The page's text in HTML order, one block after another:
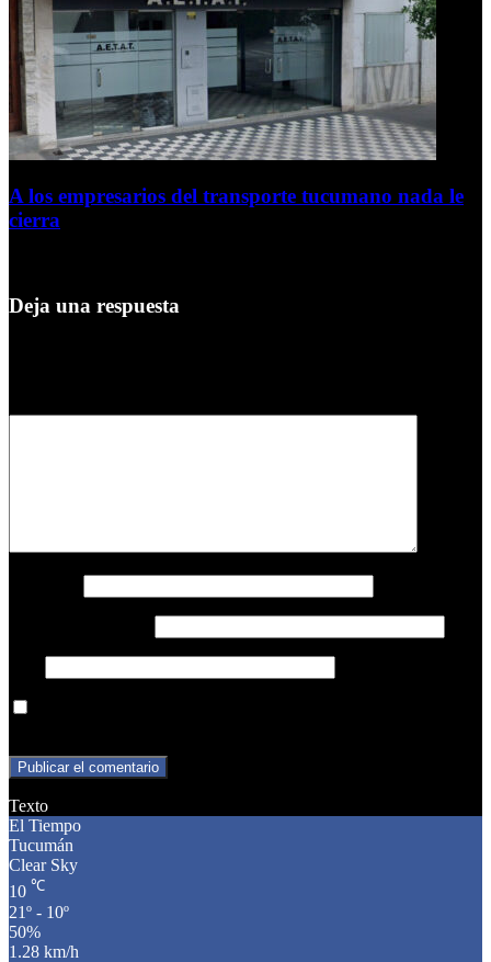
A los empresarios del transporte tucumano nada le
cierra
Deja una respuesta
Texto
El Tiempo
Tucumán
Clear Sky
10 ℃
21º - 10º
50%
1.28 km/h